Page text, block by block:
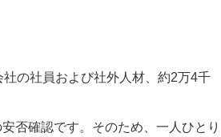
の社員および社外人材、約2万4千
否確認です。そのため、一人ひとり